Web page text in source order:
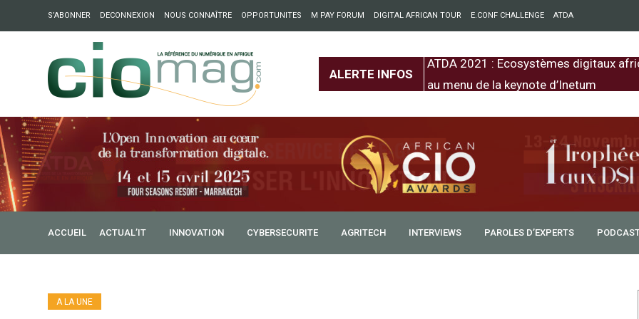
S’ABONNER DECONNEXION NOUS CONNAÎTRE OPPORTUNITES M PAY FORUM DIGITAL AFRICAN TOUR E.CONF CHALLENGE ATDA
ALERTE INFOS
: Partech Shaker lance Chapter54 pour créer des ponts entre l’Europe et
ATDA 2021 : Ecosystèmes digitaux
au menu de la keynote d’Inetum
ACCUEIL ACTUAL’IT INNOVATION CYBERSECURITE AGRITECH INTERVIEWS PAROLES D’EXPERTS
A LA UNE